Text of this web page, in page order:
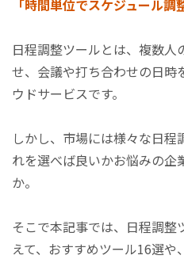
「時間単位でスケジュール調
日程調整ツールとは、複数
せ、会議や打ち合わせの日時
ウドサービスです。
しかし、市場には様々な日
れを選べば良いかお悩みの企
か。
そこで本記事では、日程調整
えて、おすすめツール16選